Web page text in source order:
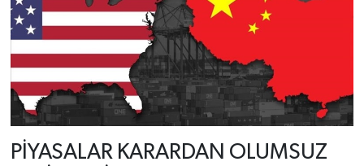
PİYASALAR KARARDAN OLUMSUZ